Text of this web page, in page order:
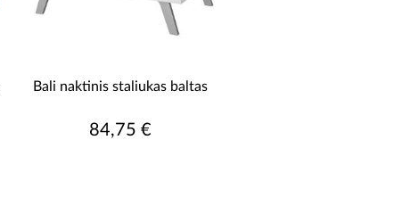
Bali naktinis staliukas baltas
84,75 €